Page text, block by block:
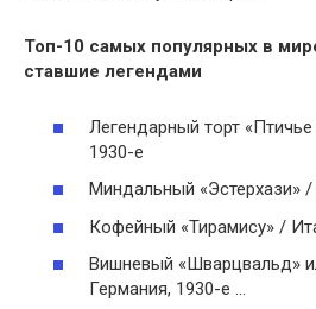
Топ-10 самых популярных в
ставшие легендами
Легендарный торт
1930-е
Миндальный «Эстерхази» /
Кофейный «Тирамису» /
Вишневый «Шварцвальд»
Германия, 1930-е …